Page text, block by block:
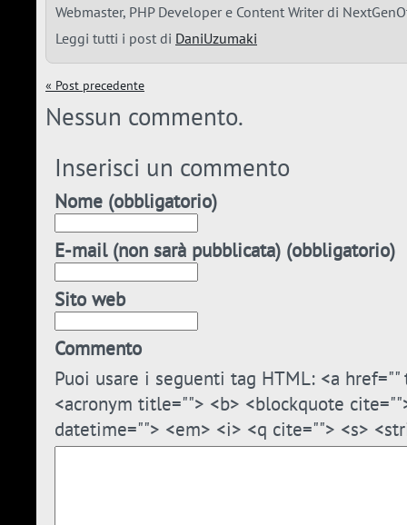
Webmaster, PHP Developer e Content Writer di
Leggi tutti i post di DaniUzumaki
« Post precedente
Nessun commento.
Inserisci un commento
Nome (obbligatorio)
E-mail (non sarà pubblicata) (obbligatorio)
Sito web
Commento
Puoi usare i seguenti tag HTML: <a
<acronym title=""> <b> <blockquote
datetime=""> <em> <i> <q cite=""> <s>